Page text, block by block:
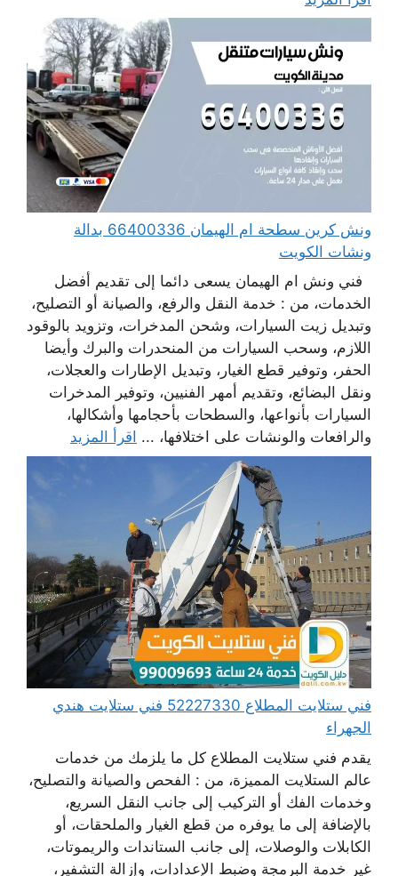
ونش كرين سطحة ام الهيمان 66400336 بدالة
ونشات الكويت
فني ونش ام الهيمان يسعى دائما إلى تقديم أفضل
الخدمات، من : خدمة النقل والرفع، والصيانة أو التصليح،
وتبديل زيت السيارات، وشحن المدخرات، وتزويد بالوقود
اللازم، وسحب السيارات من المنحدرات والبرك وأيضا
الحفر، وتوفير قطع الغيار، وتبديل الإطارات والعجلات،
ونقل البضائع، وتقديم أمهر الفنيين، وتوفير المدخرات
السيارات بأنواعها، والسطحات بأحجامها وأشكالها،
والرافعات والونشات على اختلافها، ... اقرأ المزيد
فني ستلايت المطلاع 52227330 فني ستلايت هندي
الجهراء
يقدم فني ستلايت المطلاع كل ما يلزمك من خدمات
عالم الستلايت المميزة، من : الفحص والصيانة والتصليح،
وخدمات الفك أو التركيب إلى جانب النقل السريع،
بالإضافة إلى ما يوفره من قطع الغيار والملحقات، أو
الكابلات والوصلات، إلى جانب الستاندات والريموتات،
غير خدمة البرمجة وضبط الإعدادات، وإزالة التشفير،